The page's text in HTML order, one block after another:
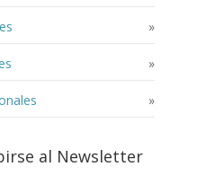
»
»
»
al Newsletter